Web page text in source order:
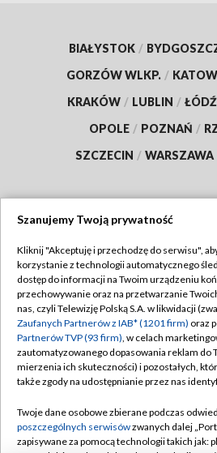
BIAŁYSTOK /
GORZÓW WLKP. /
KRAKÓW / LUBLIN / ŁÓDŹ
OPOLE / POZNAŃ /
SZCZECIN / WARSZAWA
TVP
Abonament TVP
Emisja w TVP
Centrum informacji TVP
Naziemna Telewizja Cyfrowa
Rada Programowa
Regulamin
Polityka
Moje
Pomoc
Kontakt
Szanujemy Twoją prywatność
Kliknij "Akceptuję i przechodzę do serwisu",
korzystanie z technologii automatycznego
dostęp do informacji na Twoim urządzeniu
przechowywanie oraz na przetwarzanie
nas, czyli Telewizję Polską S.A. w likwidacji
Zaufanych Partnerów z IAB* (1201 firm) oraz
Partnerów TVP (93 firm), w celach
zautomatyzowanego dopasowania reklam do
mierzenia ich skuteczności) i pozostałych,
także zgody na udostępnianie przez nas
Twoje dane osobowe zbierane podczas
poszczególnych serwisówzwanych dalej
zapisywane za pomocą technologii takich jak: